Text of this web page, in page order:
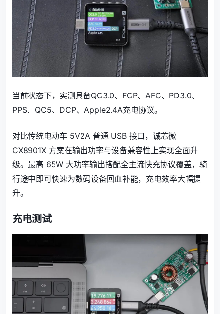
当前状态下，实测具备QC3.0、FCP、AFC、PD3.0、
PPS、QC5、DCP、Apple2.4A充电协议。
对比传统电动车 5V2A 普通 USB 接口，诚芯微
CX8901X 方案在输出功率与设备兼容性上实现全面升
级。最高 65W 大功率输出搭配全主流快充协议覆盖，骑
行途中即可快速为数码设备回血补能，充电效率大幅提
升。
充电测试